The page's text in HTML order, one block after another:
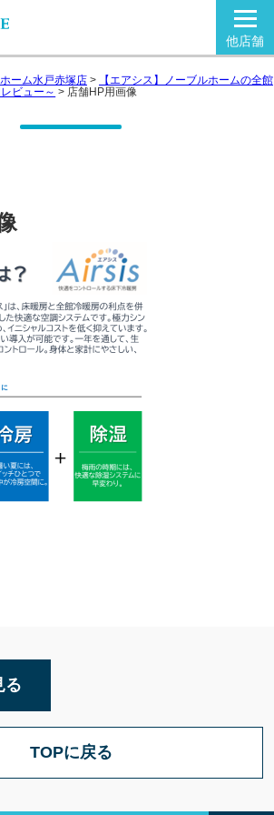
他店舗
ーム水戸赤塚店 >
【エアシス】ノーブルホームの全館
ビュー～ > 店舗HP用画像
る
TOPに戻る